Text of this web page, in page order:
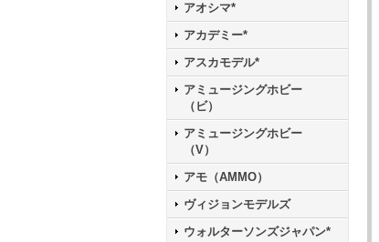
アオシマ*
アカデミー*
アスカモデル*
アミュージングホビー
（ビ）
アミュージングホビー
（V）
アモ（AMMO）
ヴィジョンモデルズ
ウォルターソンズジャパン*